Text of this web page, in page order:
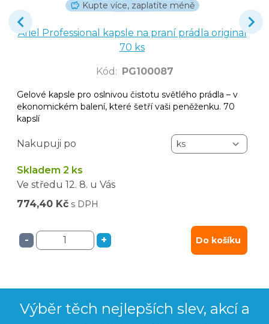
Kupte více, zaplatíte méně
Ariel Professional kapsle na praní prádla original
70 ks
Kód : PG100087
Gelové kapsle pro oslnivou čistotu světlého prádla – v
ekonomickém balení, které šetří vaši peněženku. 70
kapslí
Nakupuji po
Skladem 2 ks
Ve středu 12. 8. u Vás
774,40 Kč s DPH
- + Do košíku
Výběr těch nejlepších slev, akcí a